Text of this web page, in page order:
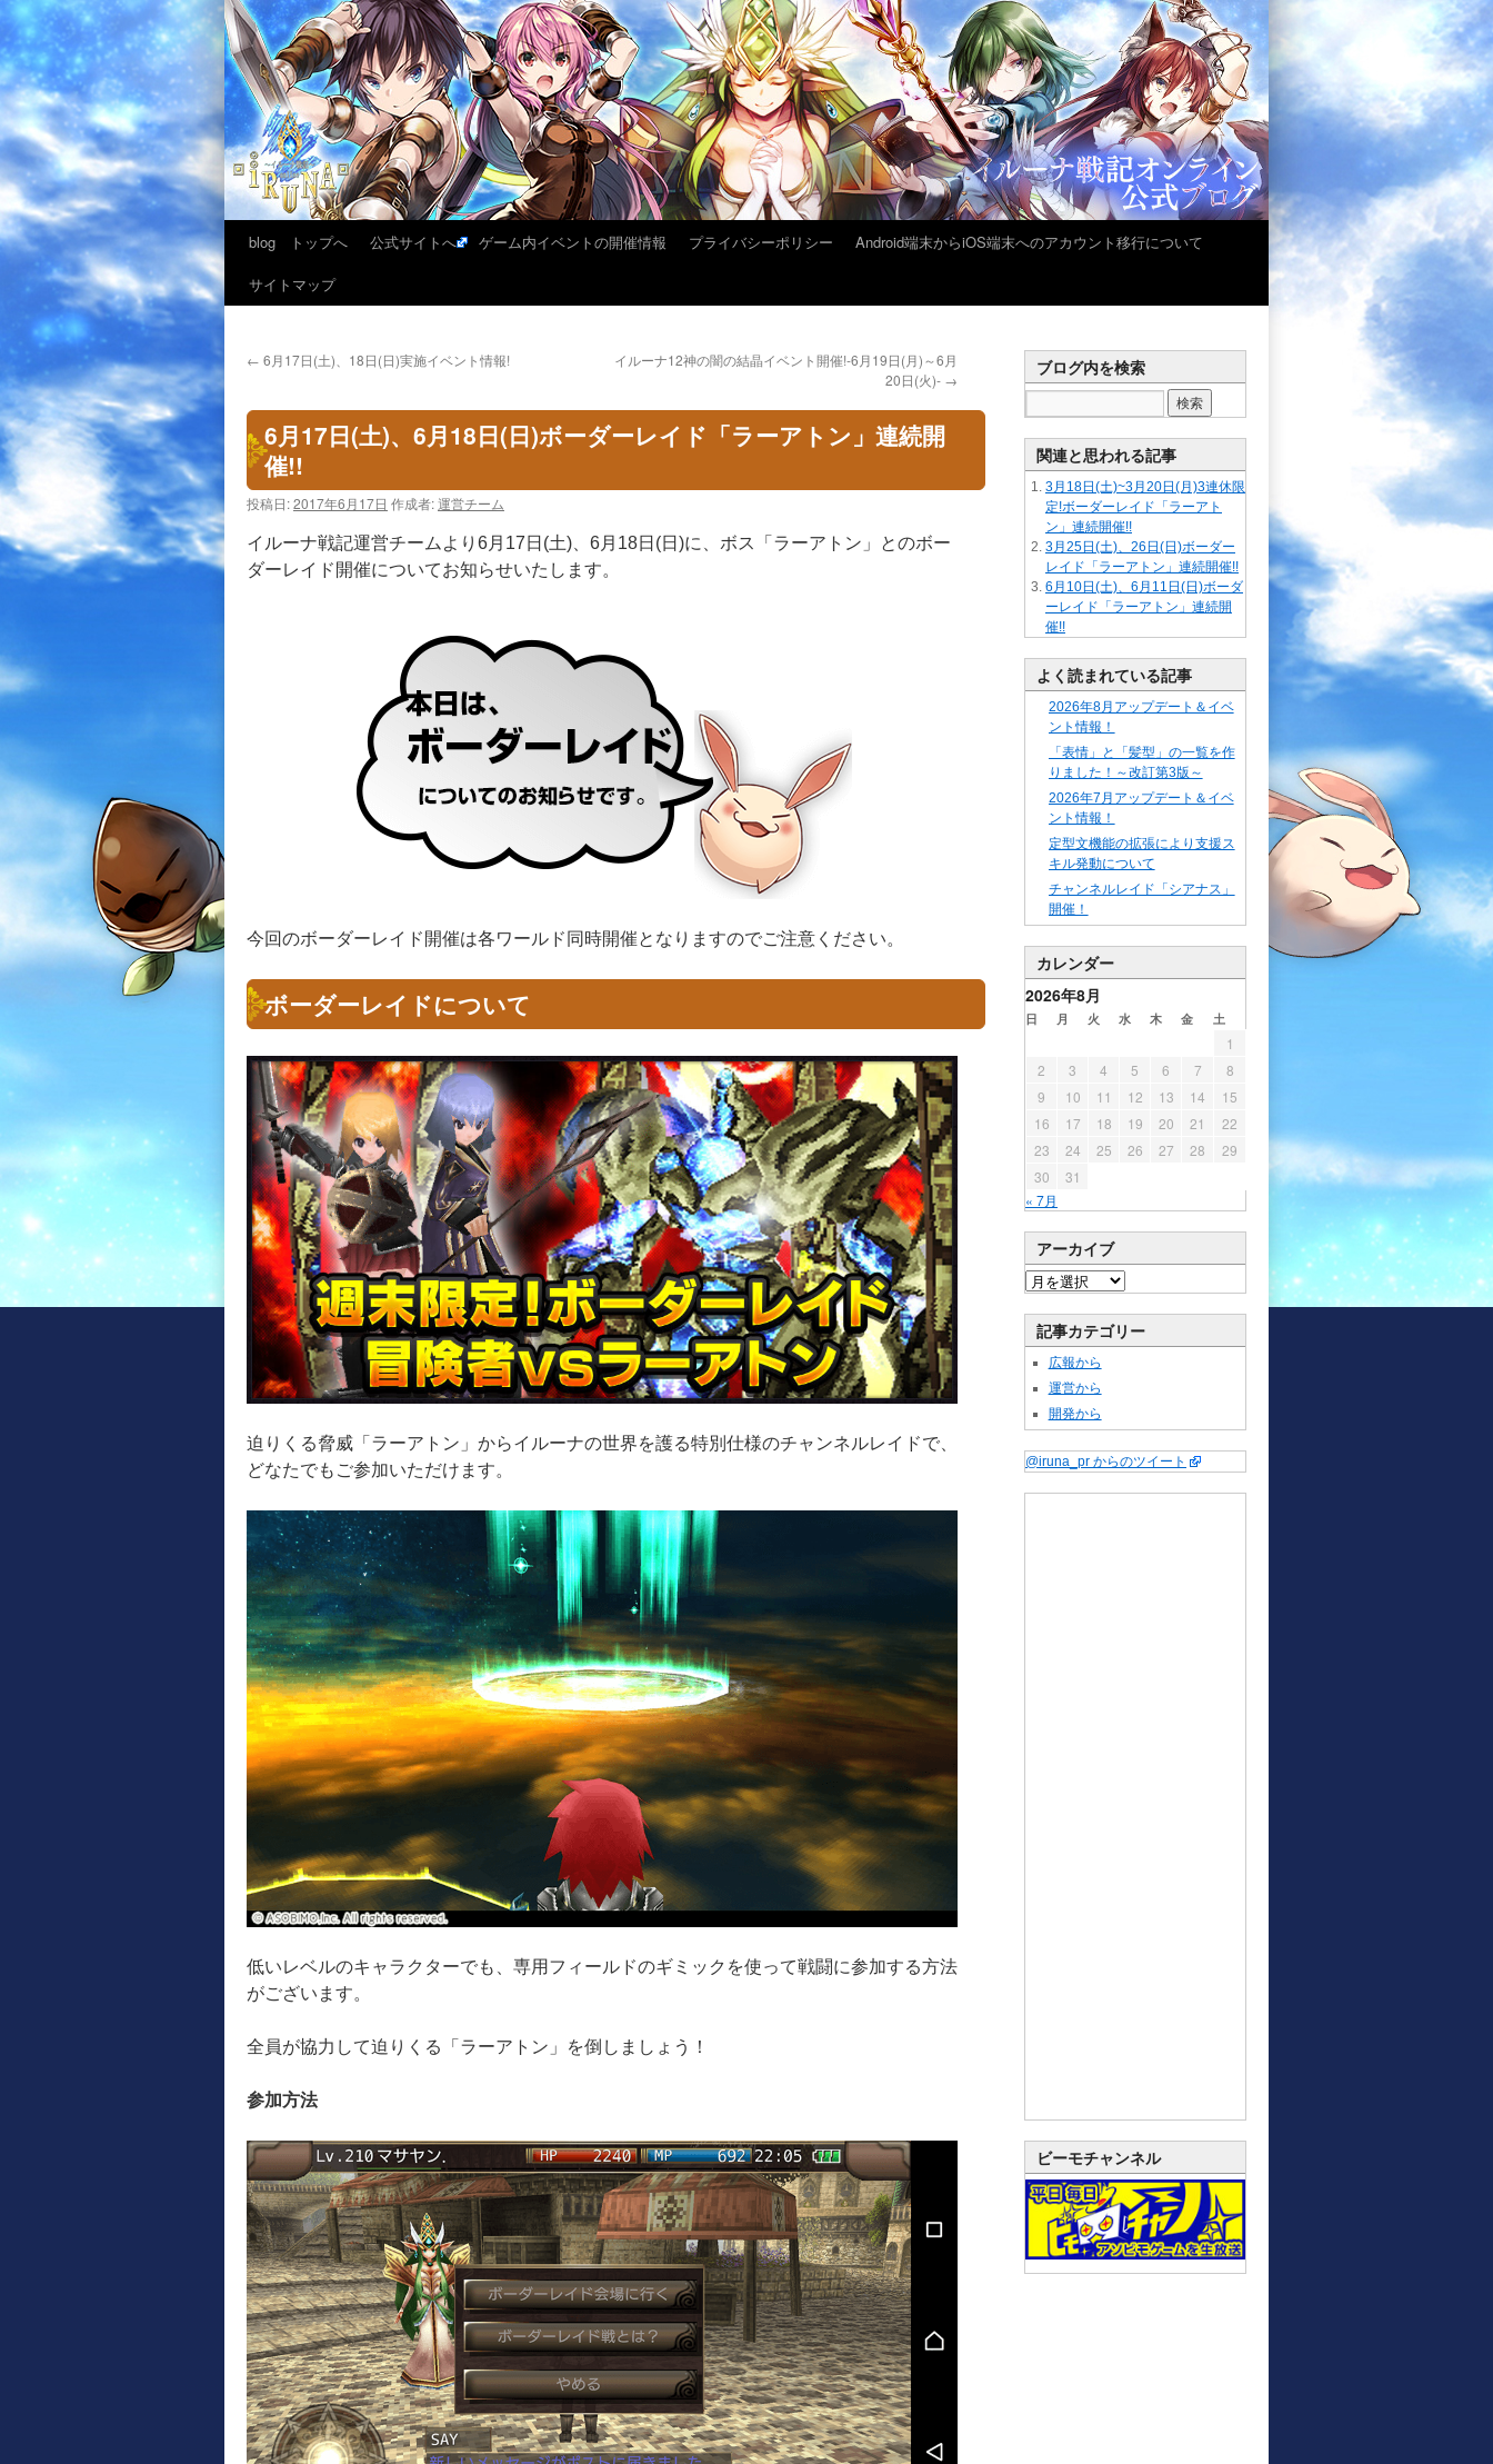
blog トップへ 公式サイトへ ゲーム内イベントの開催情報 プライバシーポリシー
Android端末からiOS端末へのアカウント移行について
サイトマップ
← 6月17日(土)、18日(日)実施イベント情報!
イルーナ12神の闇の結晶イベント開催!-6月19日(月)～6月
20日(火)- →
6月17日(土)、6月18日(日)ボーダーレイド「ラーアトン」連続開
催!!
投稿日:2017年6月17日 作成者:運営チーム
イルーナ戦記運営チームより6月17日(土)、6月18日(日)に、ボス「ラーアトン」とのボー
ダーレイド開催についてお知らせいたします。
今回のボーダーレイド開催は各ワールド同時開催となりますのでご注意ください。
ボーダーレイドについて
迫りくる脅威「ラーアトン」からイルーナの世界を護る特別仕様のチャンネルレイドで、
どなたでもご参加いただけます。
低いレベルのキャラクターでも、専用フィールドのギミックを使って戦闘に参加する方法
がございます。
全員が協力して迫りくる「ラーアトン」を倒しましょう！
参加方法
ブログ内を検索
関連と思われる記事
3月18日(土)~3月20日(月)3連休限
定!ボーダーレイド「ラーアト
ン」連続開催!!
3月25日(土)、26日(日)ボーダー
レイド「ラーアトン」連続開催!!
6月10日(土)、6月11日(日)ボーダ
ーレイド「ラーアトン」連続開
催!!
よく読まれている記事
2026年8月アップデート＆イベ
ント情報！
「表情」と「髪型」の一覧を作
りました！～改訂第3版～
2026年7月アップデート＆イベ
ント情報！
定型文機能の拡張により支援ス
キル発動について
チャンネルレイド「シアナス」
開催！
カレンダー
2026年8月
日 月 火 水 木 金 土
« 7月
1
2
3 4 5 6 7
8
9
10 11 12 13 14
15
16
17 18 19 20 21
22
23
24 25 26 27 28
29
30
31
アーカイブ
記事カテゴリー
広報から
運営から
開発から
@iruna_pr からのツイート
ビーモチャンネル